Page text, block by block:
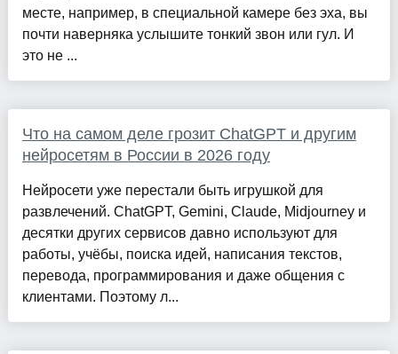
месте, например, в специальной камере без эха, вы
почти наверняка услышите тонкий звон или гул. И
это не ...
Что на самом деле грозит ChatGPT и другим
нейросетям в России в 2026 году
Нейросети уже перестали быть игрушкой для
развлечений. ChatGPT, Gemini, Claude, Midjourney и
десятки других сервисов давно используют для
работы, учёбы, поиска идей, написания текстов,
перевода, программирования и даже общения с
клиентами. Поэтому л...